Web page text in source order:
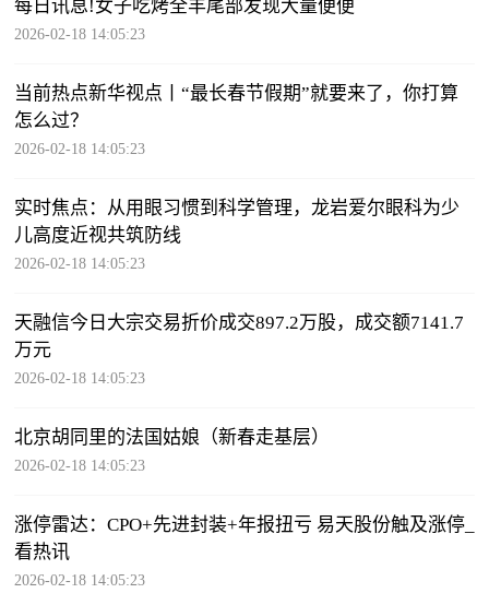
每日讯息!女子吃烤全羊尾部发现大量便便
2026-02-18 14:05:23
当前热点新华视点丨“最长春节假期”就要来了，你打算
怎么过？
2026-02-18 14:05:23
实时焦点：从用眼习惯到科学管理，龙岩爱尔眼科为少
儿高度近视共筑防线
2026-02-18 14:05:23
天融信今日大宗交易折价成交897.2万股，成交额7141.7
万元
2026-02-18 14:05:23
北京胡同里的法国姑娘（新春走基层）
2026-02-18 14:05:23
涨停雷达：CPO+先进封装+年报扭亏 易天股份触及涨停_
看热讯
2026-02-18 14:05:23